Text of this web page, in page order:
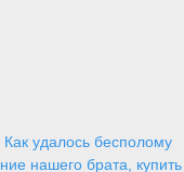
удалось бесполому
нашего брата, купить